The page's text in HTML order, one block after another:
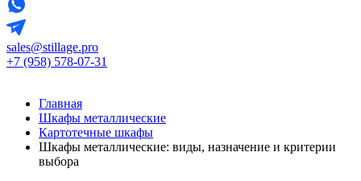
sales@stillage.pro
+7 (958) 578-07-31
Главная
Шкафы металлические
Картотечные шкафы
Шкафы металлические: виды, назначение и критерии
выбора